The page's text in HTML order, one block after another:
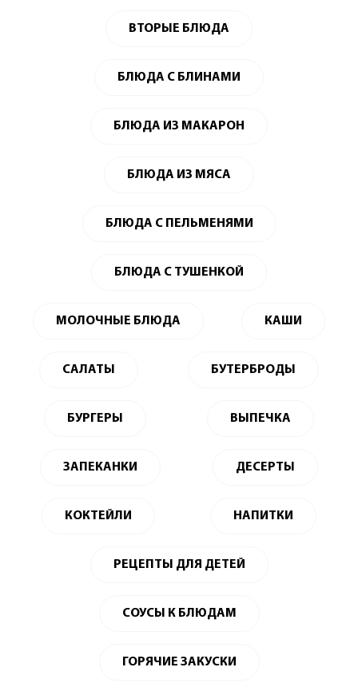
ВТОРЫЕ БЛЮДА
БЛЮДА С БЛИНАМИ
БЛЮДА ИЗ МАКАРОН
БЛЮДА ИЗ МЯСА
БЛЮДА С ПЕЛЬМЕНЯМИ
БЛЮДА С ТУШЕНКОЙ
МОЛОЧНЫЕ БЛЮДА КАШИ
САЛАТЫ БУТЕРБРОДЫ
БУРГЕРЫ ВЫПЕЧКА
ЗАПЕКАНКИ ДЕСЕРТЫ
КОКТЕЙЛИ НАПИТКИ
РЕЦЕПТЫ ДЛЯ ДЕТЕЙ
СОУСЫ К БЛЮДАМ
ГОРЯЧИЕ ЗАКУСКИ